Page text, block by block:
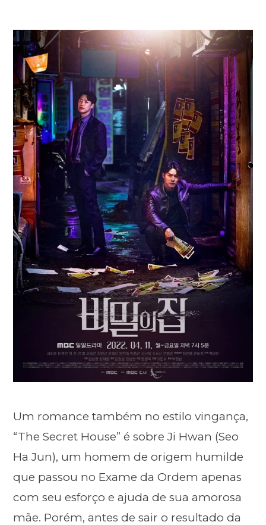
Um romance também no estilo vingança,
“The Secret House” é sobre Ji Hwan (Seo
Ha Jun), um homem de origem humilde
que passou no Exame da Ordem apenas
com seu esforço e ajuda de sua amorosa
mãe. Porém, antes de sair o resultado da